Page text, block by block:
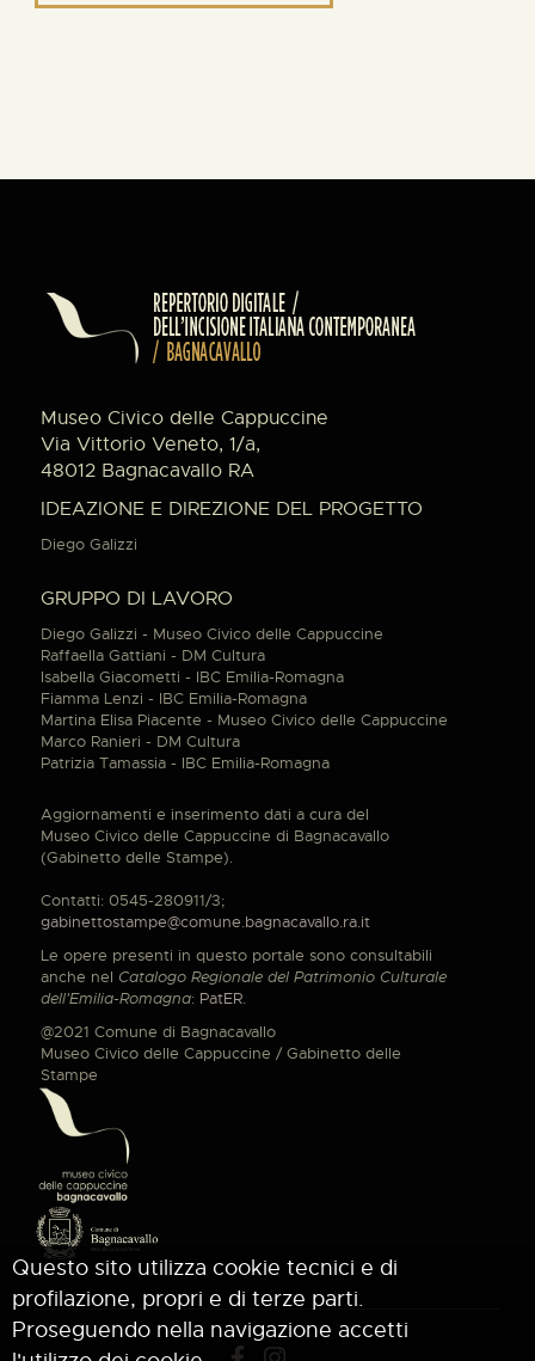
Museo Civico delle Cappuccine
Via Vittorio Veneto, 1/a,
48012 Bagnacavallo RA
IDEAZIONE E DIREZIONE DEL PROGETTO
Diego Galizzi
GRUPPO DI LAVORO
Diego Galizzi - Museo Civico delle Cappuccine
Raffaella Gattiani - DM Cultura
Isabella Giacometti - IBC Emilia-Romagna
Fiamma Lenzi - IBC Emilia-Romagna
Martina Elisa Piacente - Museo Civico delle Cappuccine
Marco Ranieri - DM Cultura
Patrizia Tamassia - IBC Emilia-Romagna
Aggiornamenti e inserimento dati a cura del
Museo Civico delle Cappuccine di Bagnacavallo
(Gabinetto delle Stampe).
Contatti: 0545-280911/3;
gabinettostampe@comune.bagnacavallo.ra.it
Le opere presenti in questo portale sono consultabili
anche nel Catalogo Regionale del Patrimonio Culturale
dell'Emilia-Romagna: PatER.
@2021 Comune di Bagnacavallo
Museo Civico delle Cappuccine / Gabinetto delle
Stampe
Questo sito utilizza cookie tecnici e di
profilazione, propri e di terze parti.
Proseguendo nella navigazione accetti